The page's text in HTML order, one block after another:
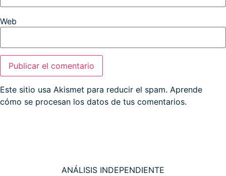
Web
Este sitio usa Akismet para reducir el spam. Aprende
cómo se procesan los datos de tus comentarios.
ANÁLISIS INDEPENDIENTE